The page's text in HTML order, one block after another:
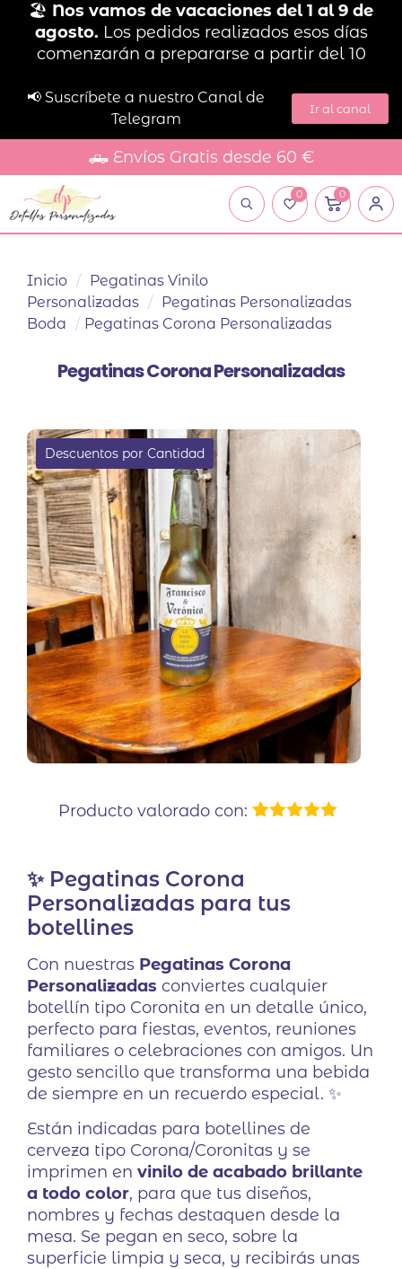
🏖️ Nos vamos de vacaciones del 1 al 9 de
agosto. Los pedidos realizados esos días
comenzarán a prepararse a partir del 10
📢 Suscríbete a nuestro Canal de
Telegram
Ir al canal
🛻 Envíos Gratis desde 60 €
0 0
Inicio / Pegatinas Vinilo
Personalizadas / Pegatinas Personalizadas
Boda / Pegatinas Corona Personalizadas
Pegatinas Corona Personalizadas
Producto valorado con:
de un
cliente
✨ Pegatinas Corona
Personalizadas para tus
botellines
Con nuestras Pegatinas Corona
Personalizadas conviertes cualquier
botellín tipo Coronita en un detalle único,
perfecto para fiestas, eventos, reuniones
familiares o celebraciones con amigos. Un
gesto sencillo que transforma una bebida
de siempre en un recuerdo especial. ✨
Están indicadas para botellines de
cerveza tipo Corona/Coronitas y se
imprimen en vinilo de acabado brillante
a todo color, para que tus diseños,
nombres y fechas destaquen desde la
mesa. Se pegan en seco, sobre la
superficie limpia y seca, y recibirás unas